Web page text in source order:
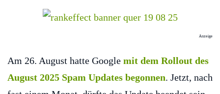
Anzeige
Am 26. August hatte Google mit dem Rollout des
August 2025 Spam Updates begonnen. Jetzt, nach